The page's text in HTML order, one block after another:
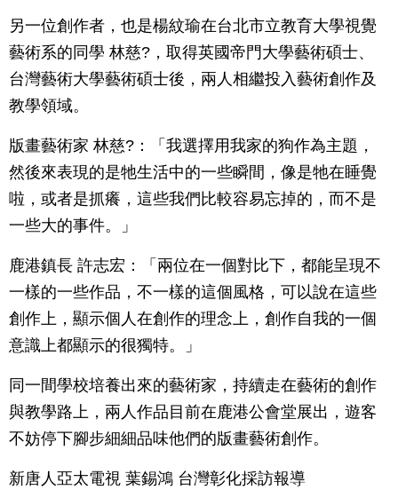
另一位創作者，也是楊紋瑜在台北市立教育大學視覺
藝術系的同學 林慈?，取得英國帝門大學藝術碩士、
台灣藝術大學藝術碩士後，兩人相繼投入藝術創作及
教學領域。
版畫藝術家 林慈?：「我選擇用我家的狗作為主題，
然後來表現的是牠生活中的一些瞬間，像是牠在睡覺
啦，或者是抓癢，這些我們比較容易忘掉的，而不是
一些大的事件。」
鹿港鎮長 許志宏：「兩位在一個對比下，都能呈現不
一樣的一些作品，不一樣的這個風格，可以說在這些
創作上，顯示個人在創作的理念上，創作自我的一個
意識上都顯示的很獨特。」
同一間學校培養出來的藝術家，持續走在藝術的創作
與教學路上，兩人作品目前在鹿港公會堂展出，遊客
不妨停下腳步細細品味他們的版畫藝術創作。
新唐人亞太電視 葉錫鴻 台灣彰化採訪報導